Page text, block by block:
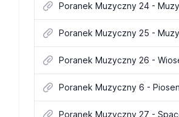
Poranek Muzyczny 24 -
Poranek Muzyczny 25 -
Poranek Muzyczny 26 -
Poranek Muzyczny 6 -
Poranek Muzyczny 27 -